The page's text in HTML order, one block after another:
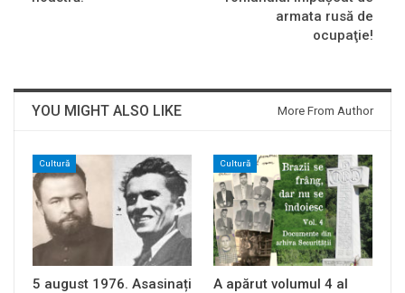
armata rusă de
ocupaţie!
YOU MIGHT ALSO LIKE More From Author
Cultură
5 august 1976. Asasinați
Cultură
A apărut volumul 4 al